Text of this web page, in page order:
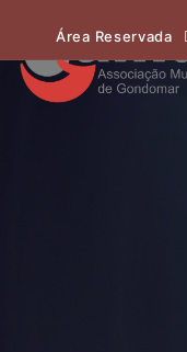
Área Reservada